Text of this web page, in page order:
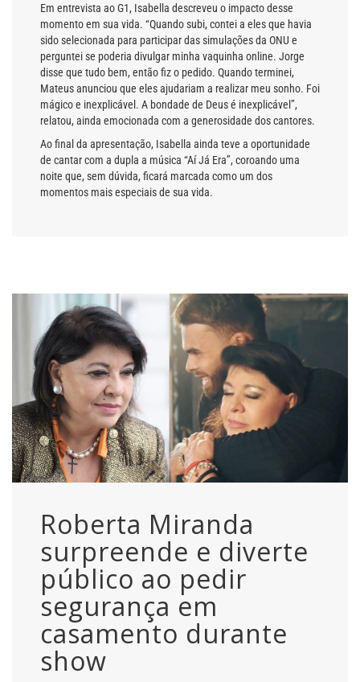
Em entrevista ao G1, Isabella descreveu o impacto desse
momento em sua vida. “Quando subi, contei a eles que havia
sido selecionada para participar das simulações da ONU e
perguntei se poderia divulgar minha vaquinha online. Jorge
disse que tudo bem, então fiz o pedido. Quando terminei,
Mateus anunciou que eles ajudariam a realizar meu sonho. Foi
mágico e inexplicável. A bondade de Deus é inexplicável”,
relatou, ainda emocionada com a generosidade dos cantores.
Ao final da apresentação, Isabella ainda teve a oportunidade
de cantar com a dupla a música “Aí Já Era”, coroando uma
noite que, sem dúvida, ficará marcada como um dos
momentos mais especiais de sua vida.
Roberta Miranda
surpreende e diverte
público ao pedir
segurança em
casamento durante
show